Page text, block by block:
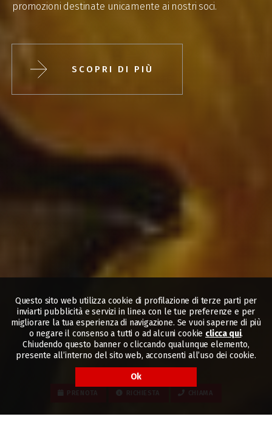
Questo sito web utilizza cookie di profilazione di terze parti per
inviarti pubblicità e servizi in linea con le tue preferenze e per
migliorare la tua esperienza di navigazione. Se vuoi saperne di più
o negare il consenso a tutti o ad alcuni cookie clicca qui.
Chiudendo questo banner o cliccando qualunque elemento,
presente all’interno del sito web, acconsenti all’uso dei cookie.
Ok
promozioni destinate unicamente ai nostri soci.
SCOPRI DI PIÙ
PRENOTA RICHIESTA CHIAMA